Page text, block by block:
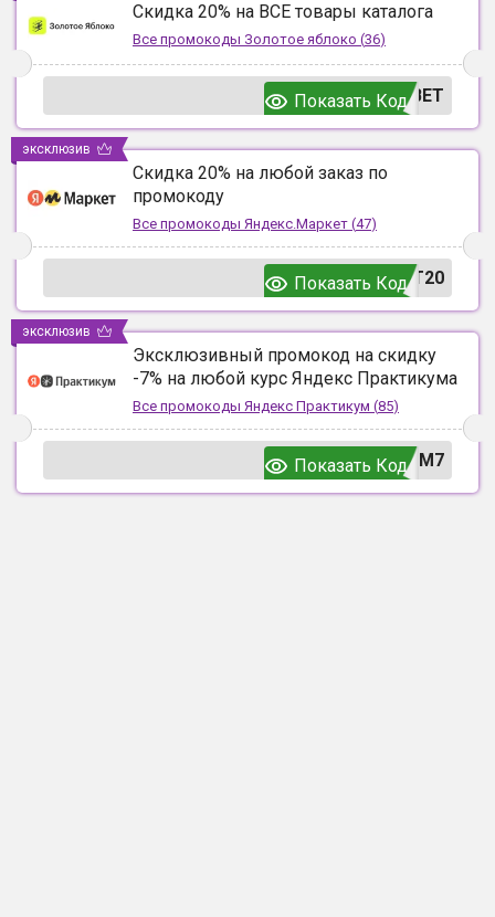
Скидка 20% на ВСЕ товары каталога
Все промокоды Золотое яблоко (36)
ВЕТ
Показать Код
Скидка 20% на любой заказ по
промокоду
Все промокоды Яндекс.Маркет (47)
T20
Показать Код
эксклюзив
Эксклюзивный промокод на скидку
-7% на любой курс Яндекс Практикума
Все промокоды Яндекс Практикум (85)
UM7
Показать Код
эксклюзив